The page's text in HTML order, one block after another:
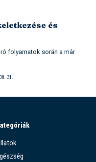
és
folyamatok során a már
31.